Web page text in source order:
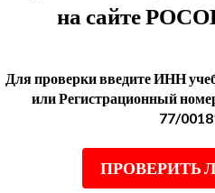
на сайте
Для проверки введите ИНН
или Регистрационный
77/
ПРОВЕРИТЬ